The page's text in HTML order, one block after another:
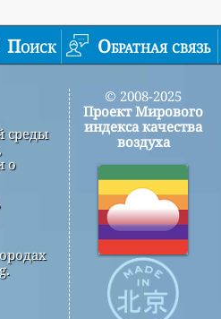
Поиск Обратная связь
среды
о
© 2008-2025
Проект Мирового
индекса качества
воздуха